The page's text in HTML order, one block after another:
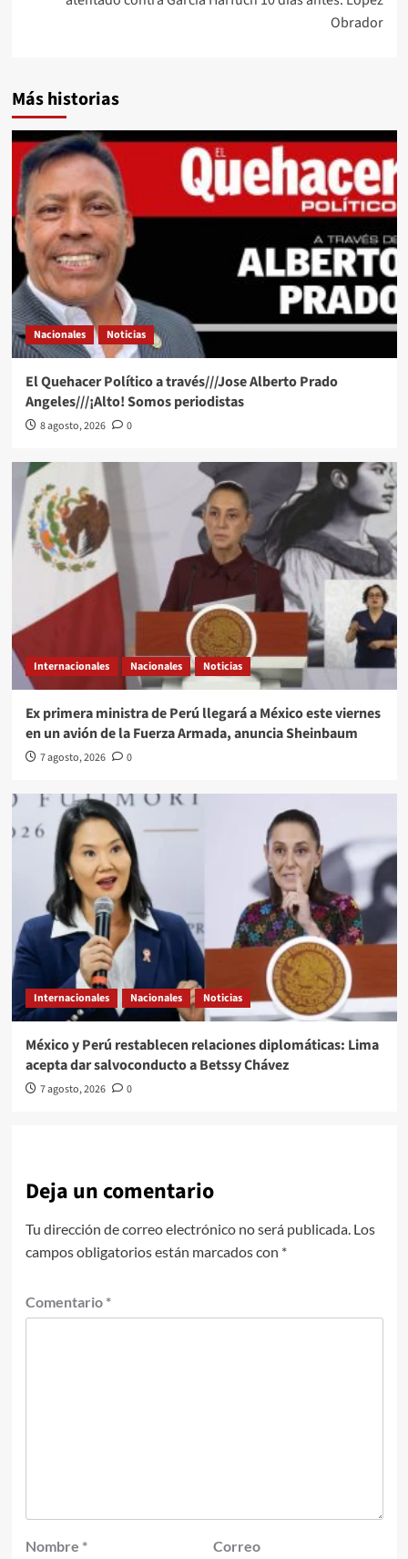
Obrador
Más historias
Nacionales Noticias
El Quehacer Político a través///Jose Alberto Prado
Angeles///¡Alto! Somos periodistas
8 agosto, 2026 0
Internacionales Nacionales Noticias
Ex primera ministra de Perú llegará a México este viernes
en un avión de la Fuerza Armada, anuncia Sheinbaum
7 agosto, 2026 0
Internacionales Nacionales Noticias
México y Perú restablecen relaciones diplomáticas: Lima
acepta dar salvoconducto a Betssy Chávez
7 agosto, 2026 0
Deja un comentario
Tu dirección de correo electrónico no será publicada. Los
campos obligatorios están marcados con *
Comentario *
Nombre *
Correo